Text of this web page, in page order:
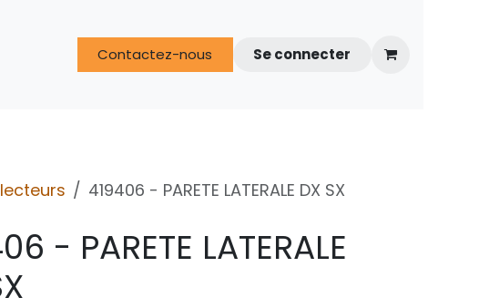
FAQ Espace techniciens
Contactez-nous Se connecter
419406 - PARETE LATERALE DX SX
- PARETE LATERALE